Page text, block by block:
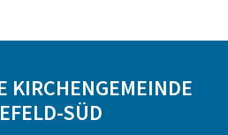
KIRCHENGEMEINDE
SÜD